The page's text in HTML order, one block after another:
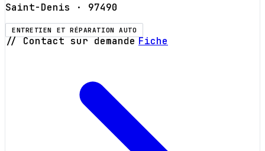
Saint-Denis · 97490
ENTRETIEN ET RÉPARATION AUTO
// Contact sur demande Fiche